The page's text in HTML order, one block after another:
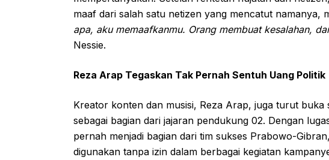
maaf dari salah satu netizen yang mencatut namanya,
apa, aku memaafkanmu. Orang membuat kesalahan,
Nessie.
Reza Arap Tegaskan Tak Pernah Sentuh Uang Politik
Kreator konten dan musisi, Reza Arap, juga turut
sebagai bagian dari jajaran pendukung 02. Dengan
pernah menjadi bagian dari tim sukses Prabowo-
digunakan tanpa izin dalam berbagai kegiatan